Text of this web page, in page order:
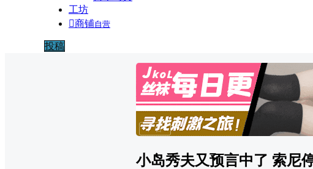
工坊
商铺自营
投稿
广告
小岛秀夫又预言中了 索尼